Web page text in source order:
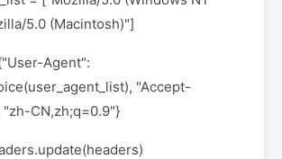
5.0 (Macintosh)"]
Agent":
"Accept-
"zh-CN,zh;q=0.9"}